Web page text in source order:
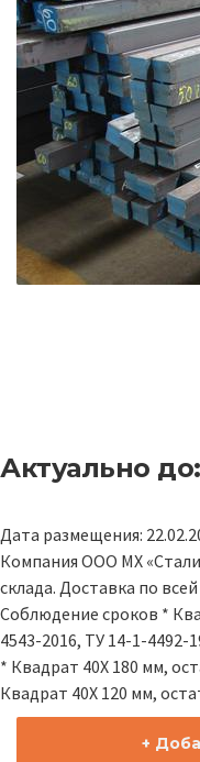
Актуально до:
Дата размещения:
Компания ООО МХ
склада. Доставка по
Соблюдение сроков *
4543-2016, ТУ 14-1-4492-
* Квадрат 40Х 180 мм,
Квадрат 40Х 120 мм,
+